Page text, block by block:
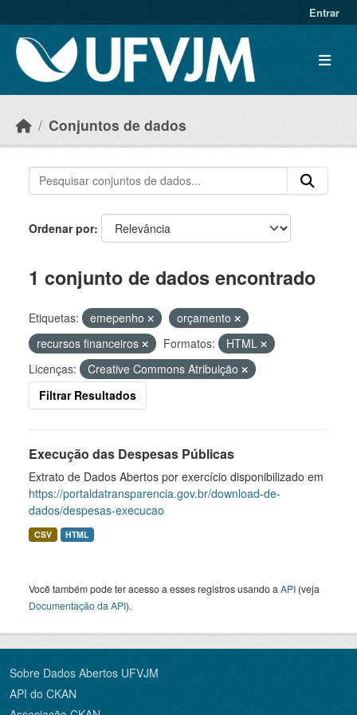
Entrar
Conjuntos de dados
Ordenar por
1 conjunto de dados encontrado
Etiquetas: emepenho
orçamento
recursos financeiros
Formatos:
HTML
Licenças:
Creative Commons Atribuição
Filtrar Resultados
Execução das Despesas Públicas
Extrato de Dados Abertos por exercício disponibilizado em
https://portaldatransparencia.gov.br/download-de-
dados/despesas-execucao
CSV HTML
Você também pode ter acesso a esses registros usando a API (veja
Documentação da API).
Sobre Dados Abertos UFVJM
API do CKAN